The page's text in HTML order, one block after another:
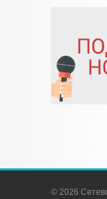
© 2026